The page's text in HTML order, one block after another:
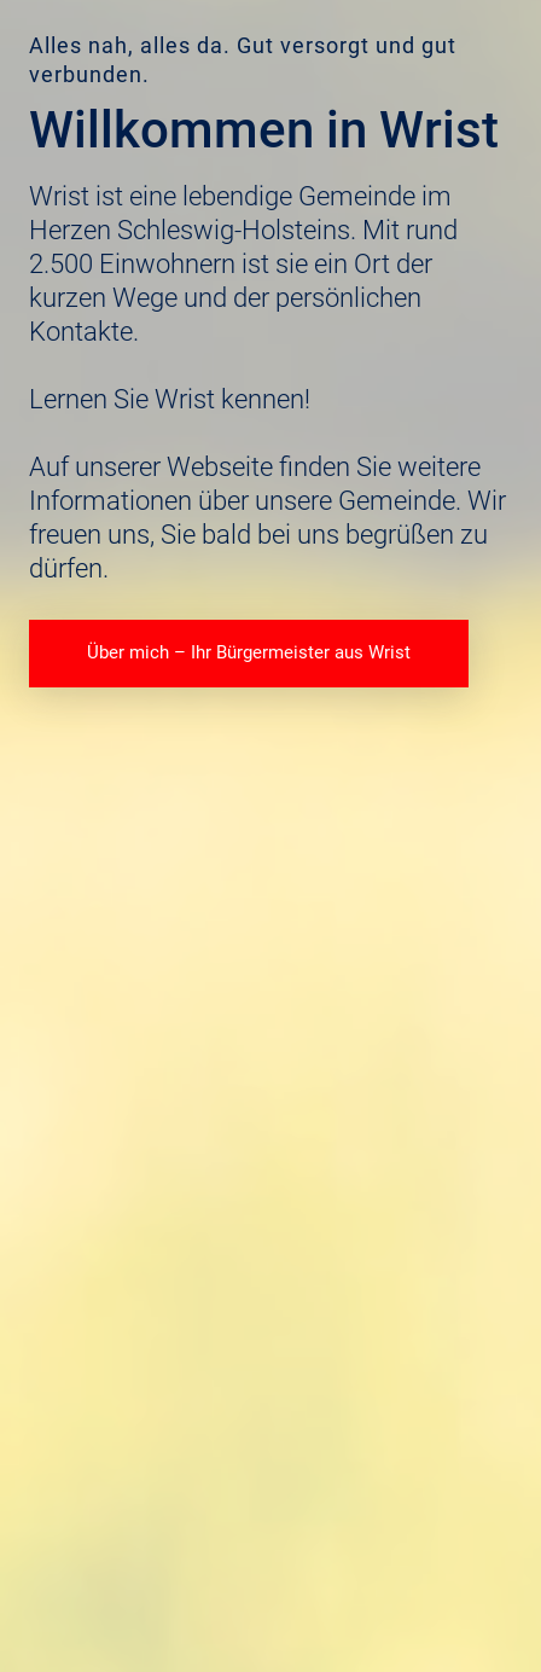
Alles nah, alles da. Gut versorgt und gut
verbunden.
Willkommen in Wrist
Wrist ist eine lebendige Gemeinde im
Herzen Schleswig-Holsteins. Mit rund
2.500 Einwohnern ist sie ein Ort der
kurzen Wege und der persönlichen
Kontakte.
Lernen Sie Wrist kennen!
Auf unserer Webseite finden Sie weitere
Informationen über unsere Gemeinde. Wir
freuen uns, Sie bald bei uns begrüßen zu
dürfen.
Über mich – Ihr Bürgermeister aus Wrist